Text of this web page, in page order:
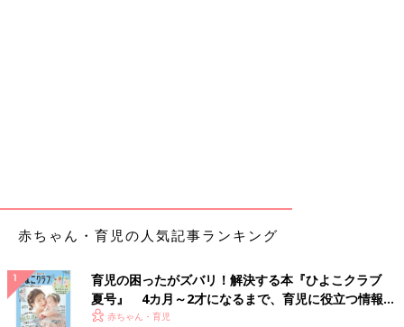
赤ちゃん・育児の人気記事ランキング
育児の困ったがズバリ！解決する本『ひよこクラブ
夏号』 4カ月～2才になるまで、育児に役立つ情報が
いっぱい！
赤ちゃん・育児